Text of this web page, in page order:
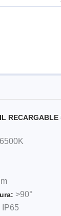
RECARGABLE
6500K
>90°
IP65